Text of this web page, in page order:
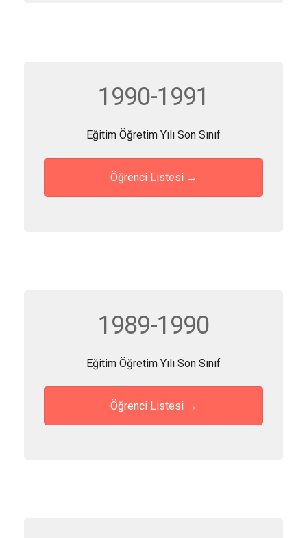
1990-1991
Eğitim Öğretim Yılı Son Sınıf
Öğrenci Listesi →
1989-1990
Eğitim Öğretim Yılı Son Sınıf
Öğrenci Listesi →